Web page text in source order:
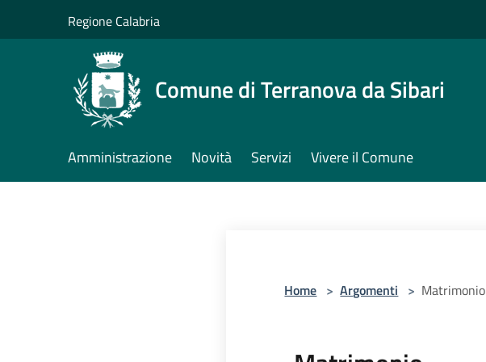
Regione Calabria
Comune di Terranova da Sibari
Amministrazione Novità Servizi Vivere il Comune
Home > Argomenti > Matrimonio